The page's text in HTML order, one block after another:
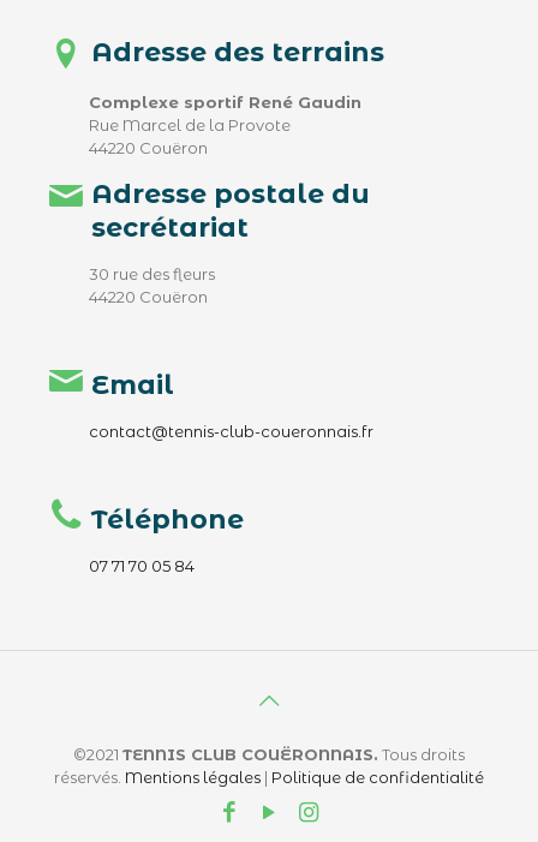
Adresse des terrains
Complexe sportif René Gaudin
Rue Marcel de la Provote
44220 Couëron
Adresse postale du
secrétariat
30 rue des fleurs
44220 Couëron
Email
contact@tennis-club-coueronnais.fr
Téléphone
07 71 70 05 84
©2021 TENNIS CLUB COUËRONNAIS. Tous droits
réservés. Mentions légales | Politique de confidentialité